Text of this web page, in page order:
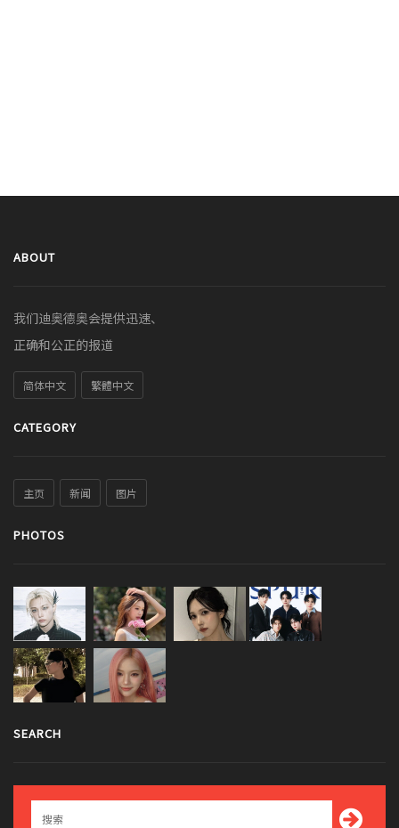
ABOUT
我们迪奥德奥会提供迅速、
正确和公正的报道
简体中文 繁體中文
CATEGORY
主页 新闻 图片
PHOTOS
SEARCH